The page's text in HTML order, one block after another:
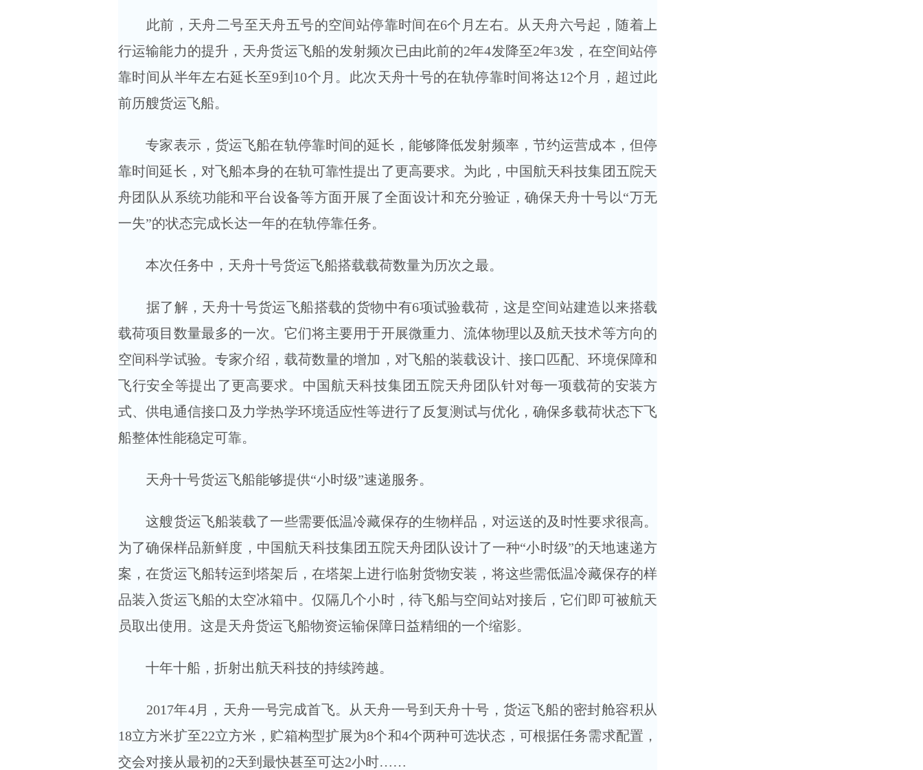
此前，天舟二号至天舟五号的空间站停靠时间在6个月左右。从天舟六号起，随着上
行运输能力的提升，天舟货运飞船的发射频次已由此前的2年4发降至2年3发，在空间站停
靠时间从半年左右延长至9到10个月。此次天舟十号的在轨停靠时间将达12个月，超过此
前历艘货运飞船。
专家表示，货运飞船在轨停靠时间的延长，能够降低发射频率，节约运营成本，但停
靠时间延长，对飞船本身的在轨可靠性提出了更高要求。为此，中国航天科技集团五院天
舟团队从系统功能和平台设备等方面开展了全面设计和充分验证，确保天舟十号以“万无
一失”的状态完成长达一年的在轨停靠任务。
本次任务中，天舟十号货运飞船搭载载荷数量为历次之最。
据了解，天舟十号货运飞船搭载的货物中有6项试验载荷，这是空间站建造以来搭载
载荷项目数量最多的一次。它们将主要用于开展微重力、流体物理以及航天技术等方向的
空间科学试验。专家介绍，载荷数量的增加，对飞船的装载设计、接口匹配、环境保障和
飞行安全等提出了更高要求。中国航天科技集团五院天舟团队针对每一项载荷的安装方
式、供电通信接口及力学热学环境适应性等进行了反复测试与优化，确保多载荷状态下飞
船整体性能稳定可靠。
天舟十号货运飞船能够提供“小时级”速递服务。
这艘货运飞船装载了一些需要低温冷藏保存的生物样品，对运送的及时性要求很高。
为了确保样品新鲜度，中国航天科技集团五院天舟团队设计了一种“小时级”的天地速递方
案，在货运飞船转运到塔架后，在塔架上进行临射货物安装，将这些需低温冷藏保存的样
品装入货运飞船的太空冰箱中。仅隔几个小时，待飞船与空间站对接后，它们即可被航天
员取出使用。这是天舟货运飞船物资运输保障日益精细的一个缩影。
十年十船，折射出航天科技的持续跨越。
2017年4月，天舟一号完成首飞。从天舟一号到天舟十号，货运飞船的密封舱容积从
18立方米扩至22立方米，贮箱构型扩展为8个和4个两种可选状态，可根据任务需求配置，
交会对接从最初的2天到最快甚至可达2小时……